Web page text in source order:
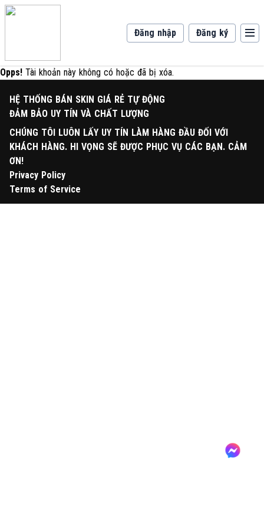
Đăng nhập Đăng ký
Opps! Tài khoản này không có hoặc đã bị xóa.
HỆ THỐNG BÁN SKIN GIÁ RẺ TỰ ĐỘNG
ĐẢM BẢO UY TÍN VÀ CHẤT LƯỢNG
CHÚNG TÔI LUÔN LẤY UY TÍN LÀM HÀNG ĐẦU ĐỐI VỚI
KHÁCH HÀNG. HI VỌNG SẼ ĐƯỢC PHỤC VỤ CÁC BẠN. CẢM
ƠN!
Privacy Policy
Terms of Service